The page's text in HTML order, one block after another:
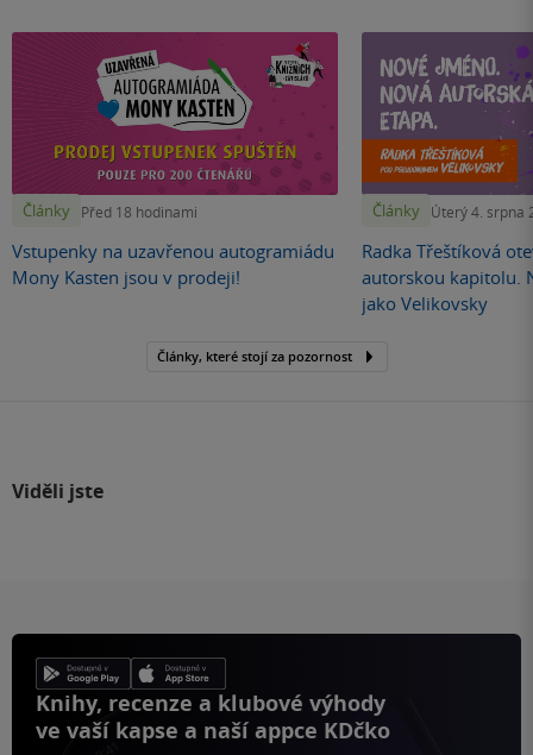
Články Před 18 hodinami
Vstupenky na uzavřenou autogramiádu
Mony Kasten jsou v prodeji!
Články Úterý 4. srpna
Radka Třeštíková
autorskou kapitolu.
jako Velikovsky
Články, které stojí za pozornost
Viděli jste
Knihy, recenze a klubové výhody
ve vaší kapse a naší appce KDčko